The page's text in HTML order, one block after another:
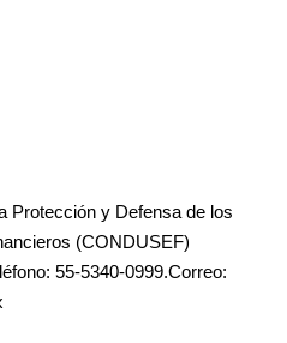
Protección y Defensa de los
(CONDUSEF)
55-5340-0999.Correo: